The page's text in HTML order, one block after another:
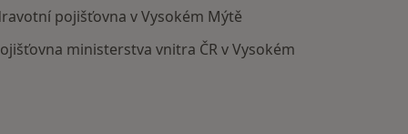
pojišťovna v Vysokém Mýtě
ministerstva vnitra ČR v Vysokém